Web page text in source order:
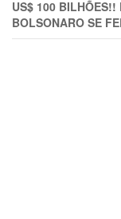
US$ 100
BOLSONARO SE